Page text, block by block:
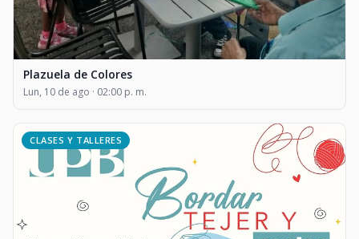
Plazuela de Colores
Lun, 10 de ago · 02:00 p. m.
CLASES Y TALLERES